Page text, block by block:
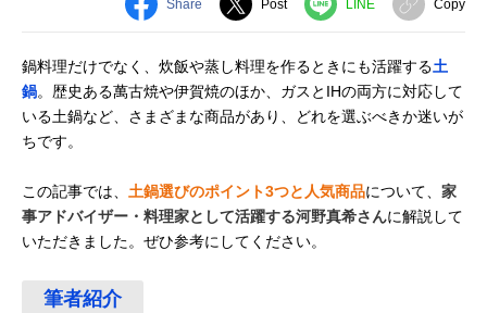
Share Post LINE Copy
鍋料理だけでなく、炊飯や蒸し料理を作るときにも活躍する土
鍋。歴史ある萬古焼や伊賀焼のほか、ガスとIHの両方に対応して
いる土鍋など、さまざまな商品があり、どれを選ぶべきか迷いが
ちです。
この記事では、 土鍋選びのポイント3つと人気商品について、 家
事アドバイザー・料理家として活躍する河野真希さんに解説して
いただきました。ぜひ参考にしてください。